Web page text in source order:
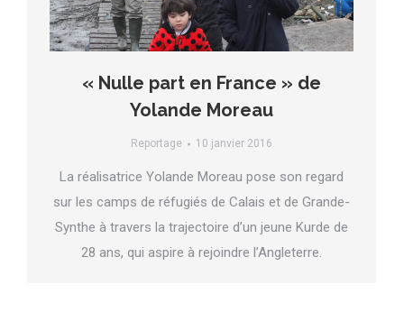
« Nulle part en France » de
Yolande Moreau
Reportage 10 janvier 2016
La réalisatrice Yolande Moreau pose son regard
sur les camps de réfugiés de Calais et de Grande-
Synthe à travers la trajectoire d’un jeune Kurde de
28 ans, qui aspire à rejoindre l’Angleterre.